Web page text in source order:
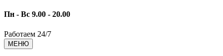
Пн - Вс 9.00 - 20.00
Работаем 24/7
МЕНЮ